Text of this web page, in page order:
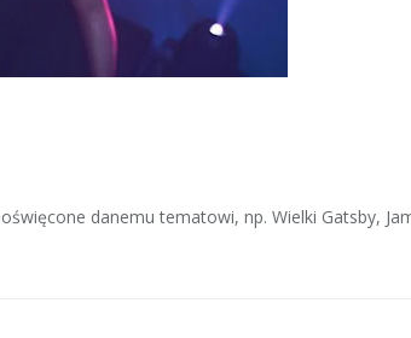
danemu tematowi, np. Wielki Gatsby,